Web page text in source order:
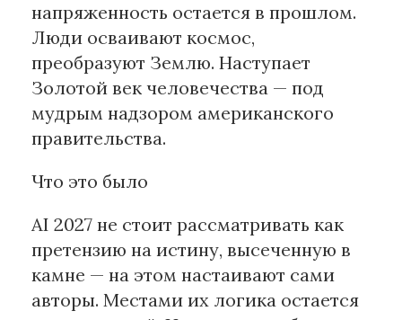
напряженность остается в прошлом.
Люди осваивают космос,
преобразуют Землю. Наступает
Золотой век человечества — под
мудрым надзором американского
правительства.
Что это было
AI 2027 не стоит рассматривать как
претензию на истину, высеченную в
камне — на этом настаивают сами
авторы. Местами их логика остается